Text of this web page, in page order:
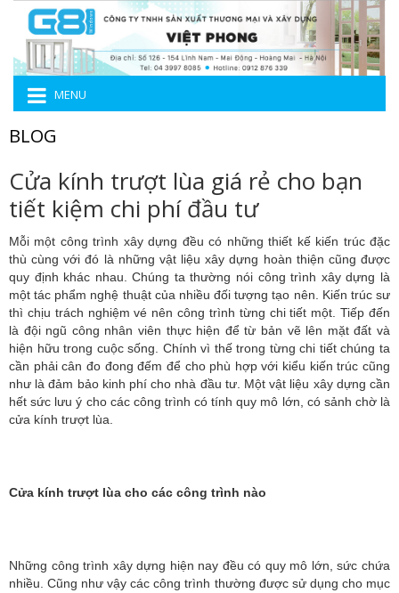
MENU
BLOG
Cửa kính trượt lùa giá rẻ cho bạn
tiết kiệm chi phí đầu tư
Mỗi một công trình xây dựng đều có những thiết kế kiến trúc đặc
thù cùng với đó là những vật liệu xây dựng hoàn thiện cũng được
quy định khác nhau. Chúng ta thường nói công trình xây dựng là
một tác phẩm nghệ thuật của nhiều đối tượng tạo nên. Kiến trúc sư
thì chịu trách nghiệm vé nên công trình từng chi tiết một. Tiếp đến
là đội ngũ công nhân viên thực hiện để từ bản vẽ lên mặt đất và
hiện hữu trong cuộc sống. Chính vì thế trong từng chi tiết chúng ta
cần phải cân đo đong đếm để cho phù hợp với kiểu kiến trúc cũng
như là đảm bảo kinh phí cho nhà đầu tư. Một vật liệu xây dựng cần
hết sức lưu ý cho các công trình có tính quy mô lớn, có sảnh chờ là
cửa kính trượt lùa.
Cửa kính trượt lùa cho các công trình nào
Những công trình xây dựng hiện nay đều có quy mô lớn, sức chứa
nhiều. Cũng như vậy các công trình thường được sử dụng cho mục